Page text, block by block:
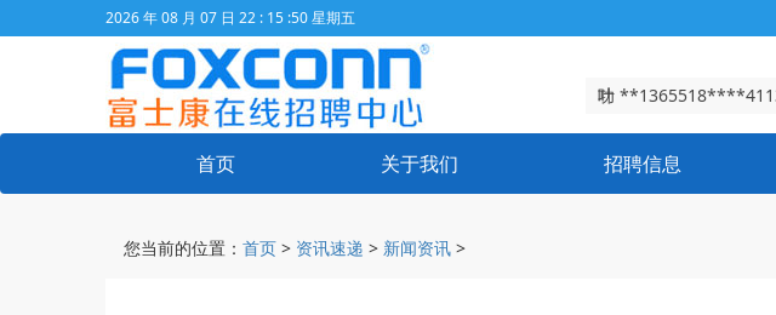
2026 年 08 月 07 日 22 : 15 :51 星期五
功
叶
功
唐
功
王
首页 关于我们 招聘信息
您当前的位置： 首页 > 资讯速递 > 新闻资讯 >